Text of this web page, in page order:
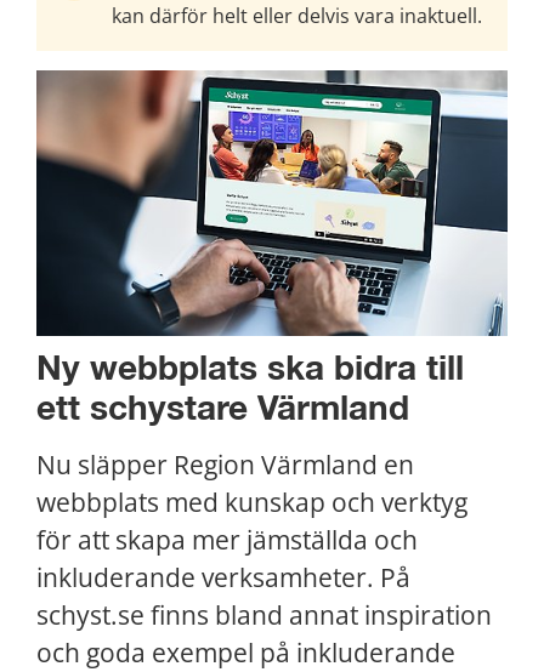
kan därför helt eller delvis vara inaktuell.
Ny webbplats ska bidra till
ett schystare Värmland
Nu släpper Region Värmland en
webbplats med kunskap och verktyg
för att skapa mer jämställda och
inkluderande verksamheter. På
schyst.se finns bland annat inspiration
och goda exempel på inkluderande